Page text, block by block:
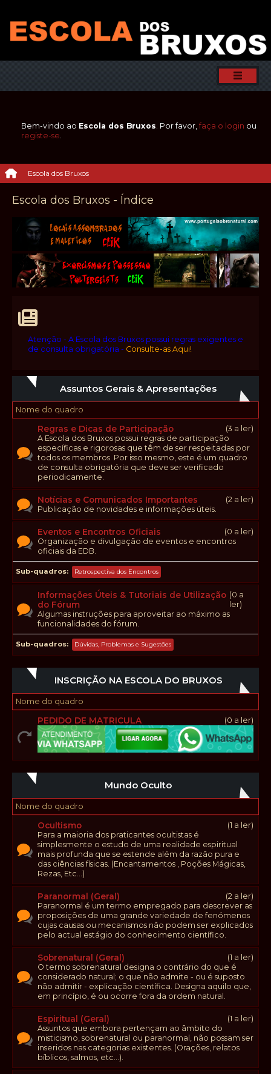
Bem-vindo ao Escola dos Bruxos. Por favor, faça o login ou
registe-se.
Escola dos Bruxos
Escola dos Bruxos - Índice
Atenção - A Escola dos Bruxos possui regras exigentes e
de consulta obrigatória - Consulte-as Aqui!
Assuntos Gerais & Apresentações
Nome do quadro
Regras e Dicas de Participação
(3 a ler)
A Escola dos Bruxos possui regras de participação
específicas e rigorosas que têm de ser respeitadas por
todos os membros. Por isso mesmo, este é um quadro
de consulta obrigatória que deve ser verificado
periodicamente.
Notícias e Comunicados Importantes
(2 a ler)
Publicação de novidades e informações úteis.
Eventos e Encontros Oficiais
(0 a ler)
Organização e divulgação de eventos e encontros
oficiais da EDB.
Sub-quadros Retrospectiva dos Encontros
Informações Úteis & Tutoriais de Utilização
do Fórum
(0 a
ler)
Algumas instruções para aproveitar ao máximo as
funcionalidades do fórum.
Sub-quadros Dúvidas, Problemas e Sugestões
INSCRIÇÃO NA ESCOLA DO BRUXOS
Nome do quadro
PEDIDO DE MATRICULA (0 a ler)
Mundo Oculto
Nome do quadro
Ocultismo
(1 a ler)
Para a maioria dos praticantes ocultistas é
simplesmente o estudo de uma realidade espiritual
mais profunda que se estende além da razão pura e
das ciências físicas. (Encantamentos , Poções Mágicas,
Rezas, Etc...)
Paranormal (Geral)
(2 a ler)
Paranormal é um termo empregado para descrever as
proposições de uma grande variedade de fenómenos
cujas causas ou mecanismos não podem ser explicados
pelo actual estágio do conhecimento científico.
Sobrenatural (Geral)
(1 a ler)
O termo sobrenatural designa o contrário do que é
considerado natural; o que não admite - ou é suposto
não admitir - explicação científica. Designa aquilo que,
em princípio, é ou ocorre fora da ordem natural.
Espiritual (Geral)
(1 a ler)
Assuntos que embora pertençam ao âmbito do
misticismo, sobrenatural ou paranormal, não possam ser
inseridos nas categorias existentes. (Orações, relatos
bíblicos, salmos, etc...).